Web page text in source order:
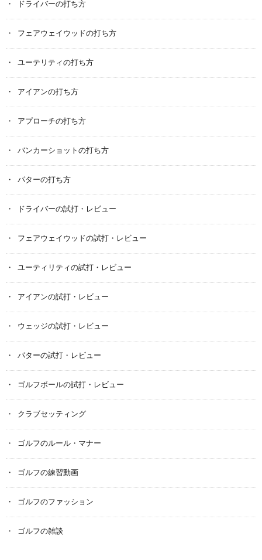
ドライバーの打ち方
フェアウェイウッドの打ち方
ユーテリティの打ち方
アイアンの打ち方
アプローチの打ち方
バンカーショットの打ち方
パターの打ち方
ドライバーの試打・レビュー
フェアウェイウッドの試打・レビュー
ユーティリティの試打・レビュー
アイアンの試打・レビュー
ウェッジの試打・レビュー
パターの試打・レビュー
ゴルフボールの試打・レビュー
クラブセッティング
ゴルフのルール・マナー
ゴルフの練習動画
ゴルフのファッション
ゴルフの雑談